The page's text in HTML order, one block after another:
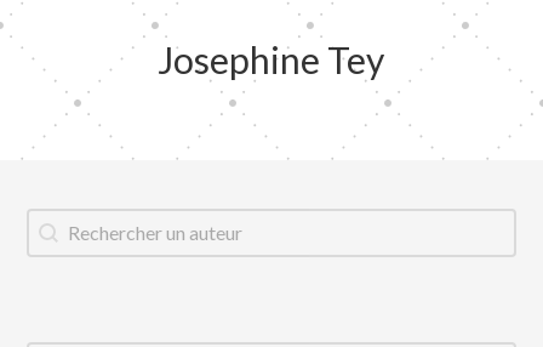
Josephine Tey
Auteur
Rechercher